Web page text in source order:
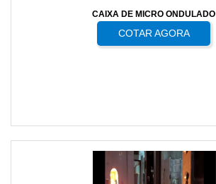
CAIXA DE MICRO ONDULADO
COTAR AGORA